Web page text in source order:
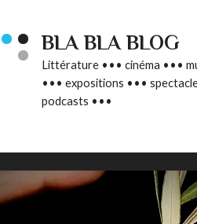
BLA BLA BLOG
Littérature ••• cinéma •••
••• expositions •••
podcasts •••